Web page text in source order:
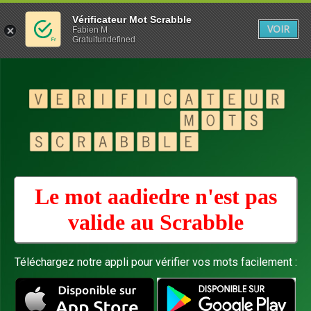
Le mot aadiedre n'est pas
valide au Scrabble
Téléchargez notre appli pour vérifier vos mots facilement :
Vérificateur Mot Scrabble
Fabien M
Gratuitundefined
VOIR